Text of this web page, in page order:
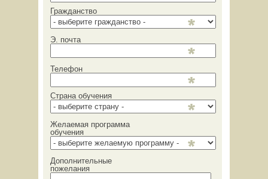
Гражданство
Э. почта
Телефон
Страна обучения
Желаемая программа
обучения
Дополнительные
пожелания